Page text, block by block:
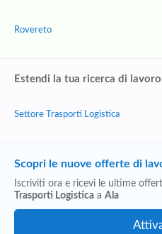
Rovereto
Estendi la tua ricerca di
Settore Trasporti Logistica
Scopri le nuove offerte di
Iscriviti ora e ricevi le ultime
Trasporti Logistica a Ala